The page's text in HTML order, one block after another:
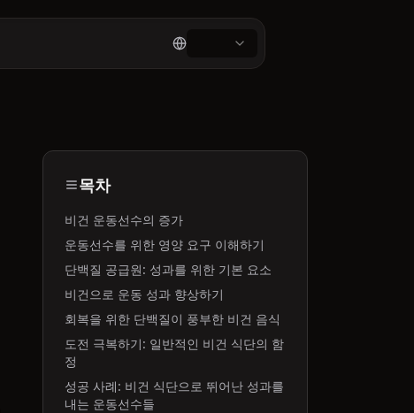
목차
비건 운동선수의 증가
운동선수를 위한 영양 요구 이해하기
단백질 공급원: 성과를 위한 기본 요소
비건으로 운동 성과 향상하기
회복을 위한 단백질이 풍부한 비건 음식
도전 극복하기: 일반적인 비건 식단의 함
정
성공 사례: 비건 식단으로 뛰어난 성과를
내는 운동선수들